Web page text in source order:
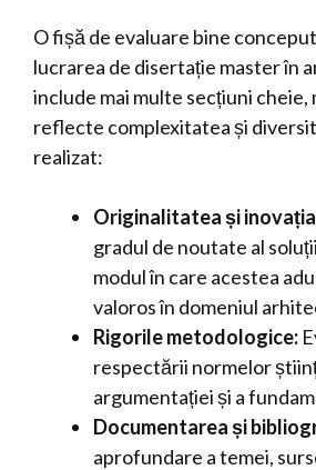
O fișă de evaluare bine
lucrarea de disertație master în
include mai multe secțiuni cheie,
reflecte complexitatea și
realizat:
Originalitatea și
gradul de noutate al
modul în care acestea
valoros în domeniul
Rigorile metodologice:
respectării normelor
argumentației și a
Documentarea și
aprofundare a temei,